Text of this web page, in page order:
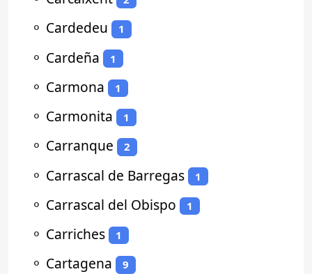
⚬ Cardedeu 1
⚬ Cardeña 1
⚬ Carmona 1
⚬ Carmonita 1
⚬ Carranque 2
⚬ Carrascal de Barregas 1
⚬ Carrascal del Obispo 1
⚬ Carriches 1
⚬ Cartagena 9